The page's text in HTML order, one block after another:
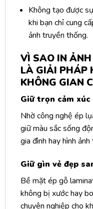
Không tạo được
khi bạn chỉ cung
ảnh truyền thống.
VÌ SAO IN
LÀ GIẢI PHÁP
KHÔNG GIAN
Giữ trọn cảm xúc
Nhờ công nghệ ép
giữ màu sắc sống
gia đình hay hình
Giữ gìn vẻ đẹp
Bề mặt ép gỗ
không bị xước hay
chuyên nghiệp cho